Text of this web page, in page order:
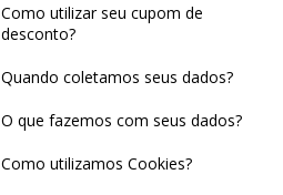
Como utilizar seu cupom de
desconto?
Quando coletamos seus dados?
O que fazemos com seus dados?
Como utilizamos Cookies?